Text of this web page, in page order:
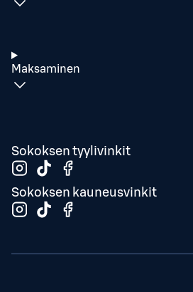
Maksaminen
Sokoksen tyylivinkit
Sokoksen kauneusvinkit